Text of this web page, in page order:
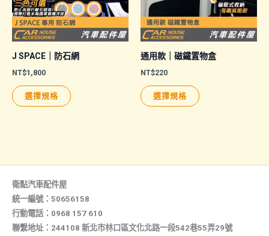
可
在
品
選
J SPACE｜防石網
NT$1,800
選擇規格
種
式。
可
在
通用款｜磁鐵置物盒
NT$220
選擇規格
種
在
衛點汽車配件屋
統一編號：50656158
行動電話：0968 157 610
聯繫地址：244108 新北市林口區文化北路一段542巷55弄29號